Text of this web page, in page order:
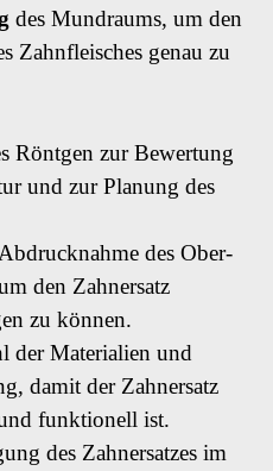
des Mundraums, um den
Zahnfleisches genau zu
Röntgen zur Bewertung
und zur Planung des
des Ober-
den Zahnersatz
zu können.
der Materialien und
damit der Zahnersatz
funktionell ist.
des Zahnersatzes im